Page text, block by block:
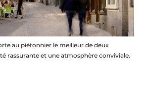
au piétonnier le meilleur de deux
rassurante et une atmosphère conviviale.